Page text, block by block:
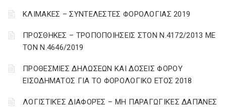
ΚΛΙΜΑΚΕΣ – ΣΥΝΤΕΛΕΣΤΕΣ ΦΟΡΟΛΟΓΙΑΣ 2019
ΠΡΟΣΘΗΚΕΣ – ΤΡΟΠΟΠΟΙΗΣΕΙΣ ΣΤΟΝ Ν.4172/2013 ΜΕ
ΤΟΝ Ν.4646/2019
ΠΡΟΘΕΣΜΙΕΣ ΔΗΛΩΣΕΩΝ ΚΑΙ ΔΟΣΕΙΣ ΦΟΡΟΥ
ΕΙΣΟΔΗΜΑΤΟΣ ΓΙΑ ΤΟ ΦΟΡΟΛΟΓΙΚΟ ΕΤΟΣ 2018
ΛΟΓΙΣΤΙΚΈΣ ΔΙΑΦΟΡΈΣ – ΜΗ ΠΑΡΑΓΩΓΙΚΈΣ ΔΑΠΆΝΕΣ